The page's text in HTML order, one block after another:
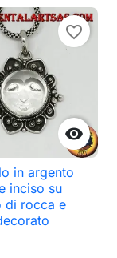

favorite_border
in argento
inciso su
di rocca e